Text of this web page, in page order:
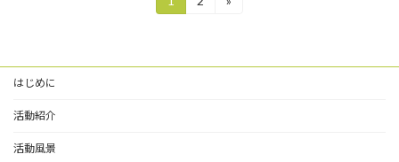
はじめに
活動紹介
活動風景